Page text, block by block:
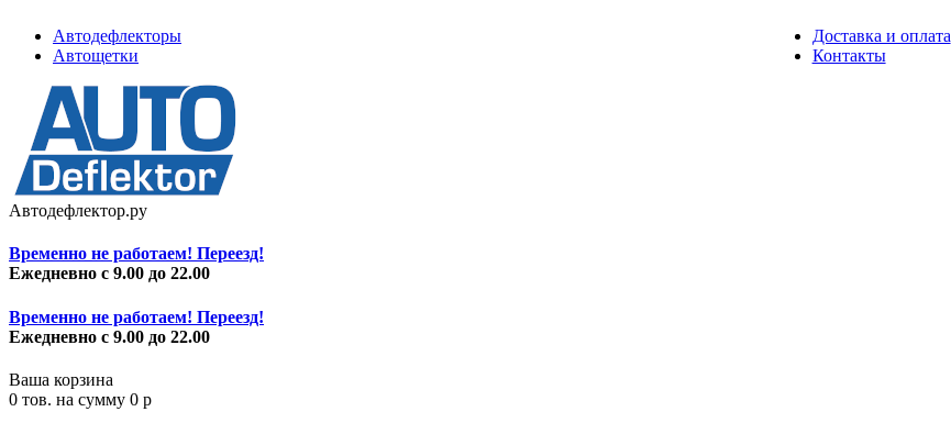
Автодефлекторы
Автощетки
Доставка и оплата
Контакты
Автодефлектор.ру
Временно не работаем! Переезд!
Ежедневно с 9.00 до 22.00
Временно не работаем! Переезд!
Ежедневно с 9.00 до 22.00
Ваша корзина
0 тов. на сумму 0 p